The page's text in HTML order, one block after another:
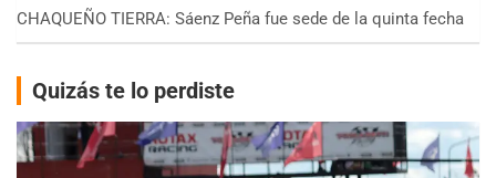
CHAQUEÑO TIERRA: Sáenz Peña fue sede de la quinta fecha
Quizás te lo perdiste